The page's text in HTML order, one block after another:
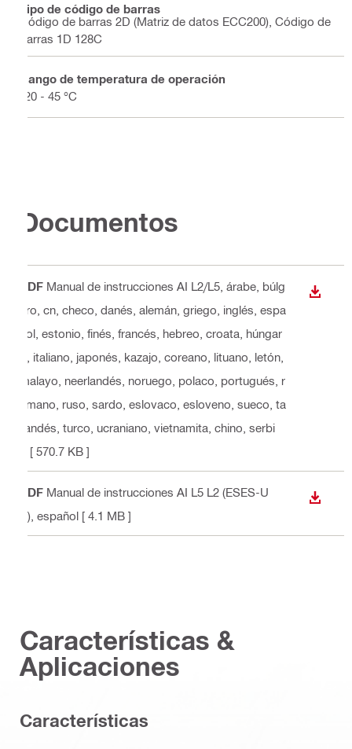
Tipo de código de barras
Código de barras 2D (Matriz de datos ECC200), Código de
barras 1D 128C
Rango de temperatura de operación
-20 - 45 °C
Documentos
PDF Manual de instrucciones AI L2/L5 , árabe, búlg
aro, cn, checo, danés, alemán, griego, inglés, espa
ñol, estonio, finés, francés, hebreo, croata, húngar
o, italiano, japonés, kazajo, coreano, lituano, letón,
malayo, neerlandés, noruego, polaco, portugués, r
umano, ruso, sardo, eslovaco, esloveno, sueco, ta
ilandés, turco, ucraniano, vietnamita, chino, serbi
[ 570.7 KB ]
PDF Manual de instrucciones AI L5 L2 (ESES-U
S) , español [ 4.1 MB ]
Características &
Aplicaciones
Características